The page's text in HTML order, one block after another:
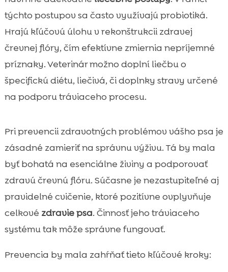
týchto postupov sa často využívajú probiotiká.
Hrajú kľúčovú úlohu v rekonštrukcii zdravej
črevnej flóry, čím efektívne zmiernia nepríjemné
príznaky. Veterinár možno doplní liečbu o
špecifickú diétu, liečivá, či doplnky stravy určené
na podporu tráviaceho procesu.
Pri prevencii zdravotných problémov vášho psa je
zásadné zamieriť na správnu výživu. Tá by mala
byť bohatá na esenciálne živiny a podporovať
zdravú črevnú flóru. Súčasne je nezastupiteľné aj
pravidelné cvičenie, ktoré pozitívne ovplyvňuje
celkové zdravie psa. Činnosť jeho tráviaceho
systému tak môže správne fungovať.
Prevencia by mala zahŕňať tieto kľúčové kroky: